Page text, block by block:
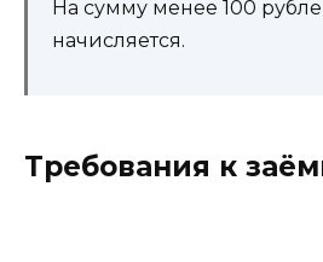
На сумму менее 100
начисляется.
Требования к